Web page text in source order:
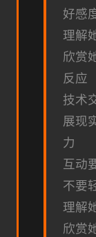
好感
理解
欣赏
反应
技术
展现
力
互动
不要
理解
欣赏